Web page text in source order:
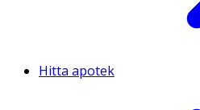
Hitta apotek